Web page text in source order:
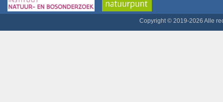
Copyright © 2019-2026 Alle